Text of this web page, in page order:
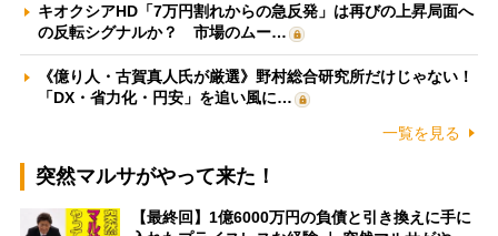
キオクシアHD「7万円割れからの急反発」は再びの上昇局面へ
の反転シグナルか？ 市場のムー…
《億り人・古賀真人氏が厳選》野村総合研究所だけじゃない！
「DX・省力化・円安」を追い風に…
一覧を見る
突然マルサがやって来た！
【最終回】1億6000万円の負債と引き換えに手に